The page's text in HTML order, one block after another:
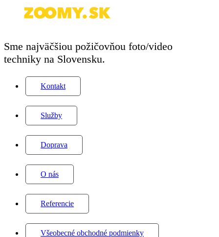
Sme najväčšiou požičovňou foto/video
techniky na Slovensku.
Kontakt
Služby
Doprava
O nás
Referencie
Všeobecné obchodné podmienky